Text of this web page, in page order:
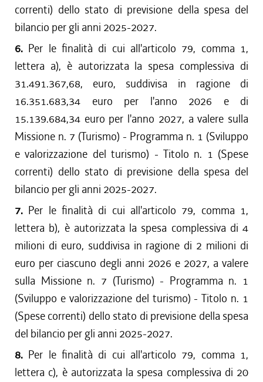
correnti) dello stato di previsione della spesa del
bilancio per gli anni 2025-2027.
6. Per le finalità di cui all'articolo 79, comma 1,
lettera a), è autorizzata la spesa complessiva di
31.491.367,68, euro, suddivisa in ragione di
16.351.683,34 euro per l'anno 2026 e di
15.139.684,34 euro per l'anno 2027, a valere sulla
Missione n. 7 (Turismo) - Programma n. 1 (Sviluppo
e valorizzazione del turismo) - Titolo n. 1 (Spese
correnti) dello stato di previsione della spesa del
bilancio per gli anni 2025-2027.
7. Per le finalità di cui all'articolo 79, comma 1,
lettera b), è autorizzata la spesa complessiva di 4
milioni di euro, suddivisa in ragione di 2 milioni di
euro per ciascuno degli anni 2026 e 2027, a valere
sulla Missione n. 7 (Turismo) - Programma n. 1
(Sviluppo e valorizzazione del turismo) - Titolo n. 1
(Spese correnti) dello stato di previsione della spesa
del bilancio per gli anni 2025-2027.
8. Per le finalità di cui all'articolo 79, comma 1,
lettera c), è autorizzata la spesa complessiva di 20